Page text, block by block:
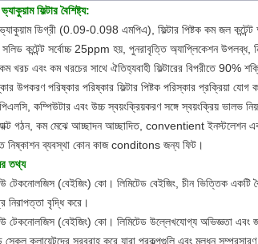
ফিল্টার বৈশিষ্ট্য:
ডিগ্রী (0.09-0.098 এমপিএ), ফিল্টার পিষ্টক কম জল
কন্টেন্ট সর্বোচ্চ 25ppm হয়, পুনরাবৃত্তি অ্যাপ্লিকেশন উপলব্ধ,
খরচ এবং কম খরচের সাথে ঐতিহ্যবাহী ফিল্টারের বিপরীতে 90%
উপকরণ পরিষ্কার পরিষ্কার ফিল্টার পিষ্টক পরিস্কার প্রক্রিয়া যোগ
কম্পিউটার এবং উচ্চ স্বয়ংক্রিয়করণ সঙ্গে স্বয়ংক্রিয় ভালভ
গঠন, কম মেঝে আচ্ছাদন আচ্ছাদিত, conventient ইনস্টলেশন এবং
নিষ্কাশন ব্যবস্থা কোন কাজ conditons জন্য ফিট।
তথ্য
টেকনোলজিস (বেইজিং) কো। লিমিটেড বেইজিং, চীন ভিত্তিক একটি
নিরাপত্তা বৃদ্ধি করে।
টেকনোলজিস (বেইজিং) কো। লিমিটেড উল্লেখযোগ্য অভিজ্ঞতা এবং
ক্লায়েন্টদের সরবরাহ করে যারা প্রকল্পগুলি এবং মূলধন